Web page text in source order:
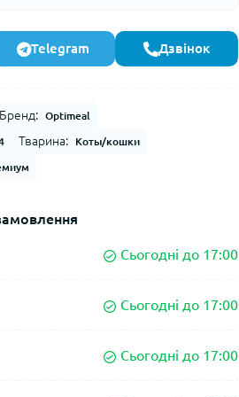
Telegram Дзвінок
Бренд: Optimeal
Тварина: Коты/кошки
Сьогодні до 17:00
Сьогодні до 17:00
Сьогодні до 17:00